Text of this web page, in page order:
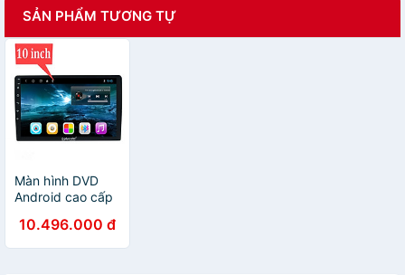
SẢN PHẨM TƯƠNG TỰ
Màn hình DVD
Android cao cấp
cho tất cả các
loại xe ô tô Ram
10.496.000 đ